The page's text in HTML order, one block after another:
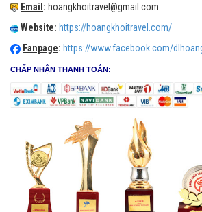
Email : hoangkhoitravel@gmail.com
Website: https://hoangkhoitravel.com/
Fanpage: https://www.facebook.com/
CHẤP NHẬN THANH TOÁN: